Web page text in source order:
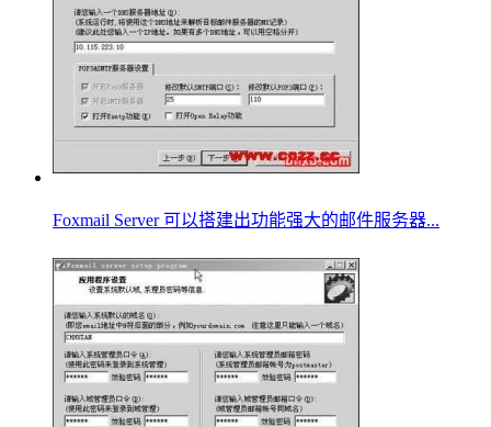
Foxmail Server 可以搭建出功能强大的邮件服务器...